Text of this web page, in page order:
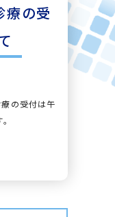
療の受
の受付は午